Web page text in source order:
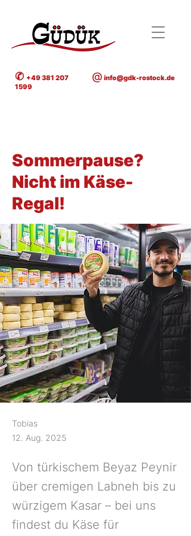
✆ +49 381 207
1599
@ info@gdk-rostock.de
Sommerpause?
Nicht im Käse-
Regal!
Tobias
12. Aug. 2025
Von türkischem Beyaz Peynir
über cremigen Labneh bis zu
würzigem Kasar – bei uns
findest du Käse für